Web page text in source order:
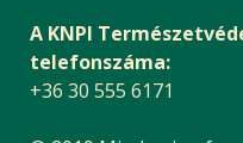
A KNPI
telefonszáma:
+36 30 555 6171